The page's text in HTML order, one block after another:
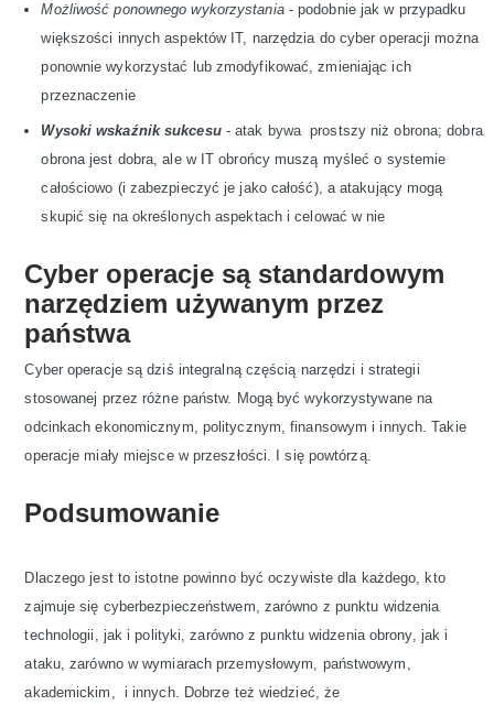
Możliwość ponownego wykorzystania- podobnie jak w przypadku
większości innych aspektów IT, narzędzia do cyber operacji można
ponownie wykorzystać lub zmodyfikować, zmieniając ich
przeznaczenie
Wysoki wskaźnik sukcesu- atak bywa prostszy niż obrona; dobra
obrona jest dobra, ale w IT obrońcy muszą myśleć o systemie
całościowo (i zabezpieczyć je jako całość), a atakujący mogą
skupić się na określonych aspektach i celować w nie
Cyber operacje są standardowym
narzędziem używanym przez
państwa
Cyber operacje są dziś integralną częścią narzędzi i strategii
stosowanej przez różne państw. Mogą być wykorzystywane na
odcinkach ekonomicznym, politycznym, finansowym i innych. Takie
operacje miały miejsce w przeszłości. I się powtórzą.
Podsumowanie
Dlaczego jest to istotne powinno być oczywiste dla każdego, kto
zajmuje się cyberbezpieczeństwem, zarówno z punktu widzenia
technologii, jak i polityki, zarówno z punktu widzenia obrony, jak i
ataku, zarówno w wymiarach przemysłowym, państwowym,
akademickim, i innych. Dobrze też wiedzieć, że